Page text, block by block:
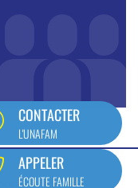
CONTACTER
L'UNAFAM
APPELER
ÉCOUTE FAMILLE
Contact